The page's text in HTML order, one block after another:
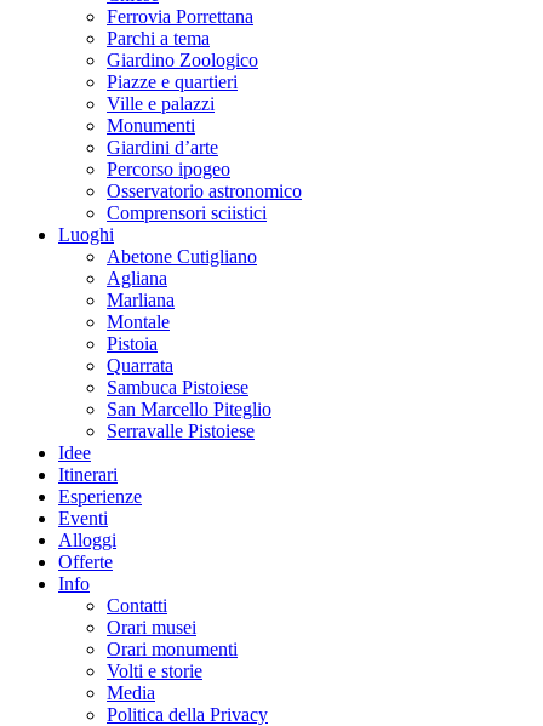
Ferrovia Porrettana
Parchi a tema
Giardino Zoologico
Piazze e quartieri
Ville e palazzi
Monumenti
Giardini d’arte
Percorso ipogeo
Osservatorio astronomico
Comprensori sciistici
Luoghi
Abetone Cutigliano
Agliana
Marliana
Montale
Pistoia
Quarrata
Sambuca Pistoiese
San Marcello Piteglio
Serravalle Pistoiese
Idee
Itinerari
Esperienze
Eventi
Alloggi
Offerte
Info
Contatti
Orari musei
Orari monumenti
Volti e storie
Media
Politica della Privacy